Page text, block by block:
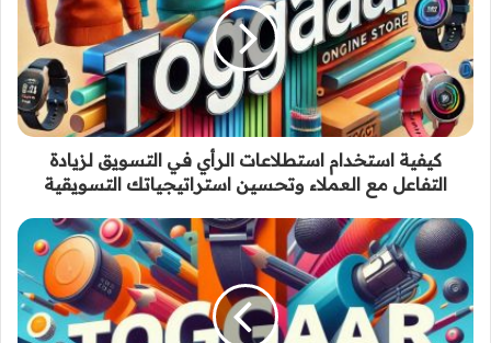
كيفية استخدام استطلاعات الرأي في التسويق لزيادة
التفاعل مع العملاء وتحسين استراتيجياتك التسويقية